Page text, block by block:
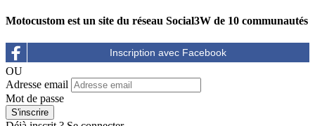
Motocustom est un site du réseau Social3W de 10 communautés
OU
Adresse email
Mot de passe